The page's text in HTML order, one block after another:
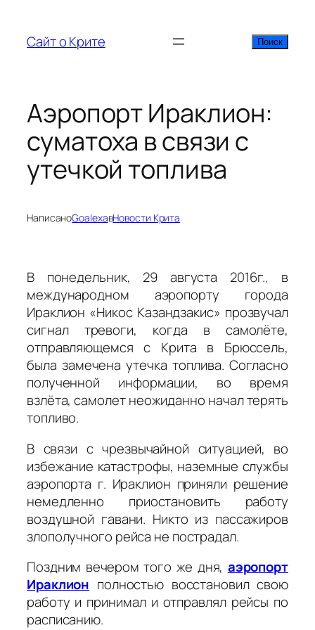
содержимому
Сайт о Крите Поиск
Поиск
Аэропорт Ираклион:
суматоха в связи с
утечкой топлива
НаписаноGoalexaвНовости Крита
В понедельник, 29 августа 2016г., в
международном аэропорту города
Ираклион «Никос Казандзакис» прозвучал
сигнал тревоги, когда в самолёте,
отправляющемся с Крита в Брюссель,
была замечена утечка топлива. Согласно
полученной информации, во время
взлёта, самолет неожиданно начал терять
топливо.
В связи с чрезвычайной ситуацией, во
избежание катастрофы, наземные службы
аэропорта г. Ираклион приняли решение
немедленно приостановить работу
воздушной гавани. Никто из пассажиров
злополучного рейса не пострадал.
Поздним вечером того же дня, аэропорт
Ираклион полностью восстановил свою
работу и принимал и отправлял рейсы по
расписанию.